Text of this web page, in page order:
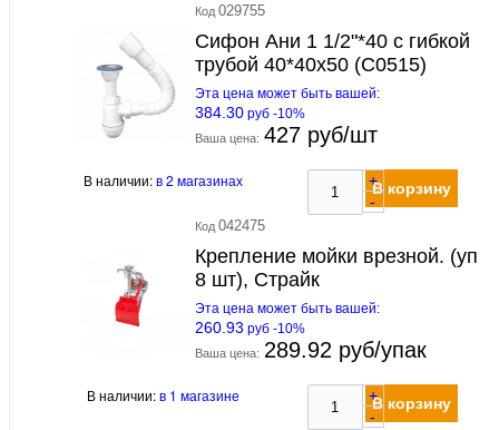
Код 029755
Сифон Ани 1 1/2"*40 с гибкой
трубой 40*40х50 (С0515)
Эта цена может быть вашей:
384.30 руб -10%
Ваша цена: 427 руб/шт
В наличии:в 2 магазинах
+
-
В корзину
Код 042475
Крепление мойки врезной. (уп
8 шт), Страйк
Эта цена может быть вашей:
260.93 руб -10%
Ваша цена: 289.92 руб/упак
В наличии:в 1 магазине
+
-
В корзину